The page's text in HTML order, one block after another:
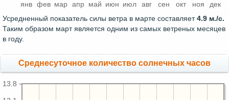
янв фев мар апр май июн июл авг сен окт ноя дек
Усредненный показатель силы ветра в марте составляет4.9 м./с.
Таким образом март является одним из самых ветреных месяцев
в году.
Среднесуточное количество солнечных часов
13.8